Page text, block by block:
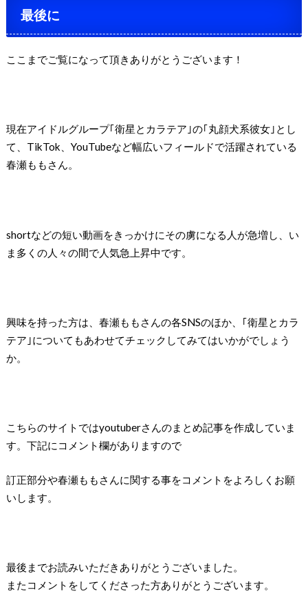
最後に
ここまでご覧になって頂きありがとうございます！
現在アイドルグループ｢衛星とカラテア｣の｢丸顔犬系彼女｣とし
て、TikTok、YouTubeなど幅広いフィールドで活躍されている
春瀬ももさん。
shortなどの短い動画をきっかけにその虜になる人が急増し、い
ま多くの人々の間で人気急上昇中です。
興味を持った方は、春瀬ももさんの各SNSのほか、｢衛星とカラ
テア｣についてもあわせてチェックしてみてはいかがでしょう
か。
こちらのサイトではyoutuberさんのまとめ記事を作成していま
す。下記にコメント欄がありますので
訂正部分や春瀬ももさんに関する事をコメントをよろしくお願
いします。
最後までお読みいただきありがとうございました。
またコメントをしてくださった方ありがとうございます。